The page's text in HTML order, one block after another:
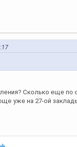
Сколько еще
уже на 27-ой